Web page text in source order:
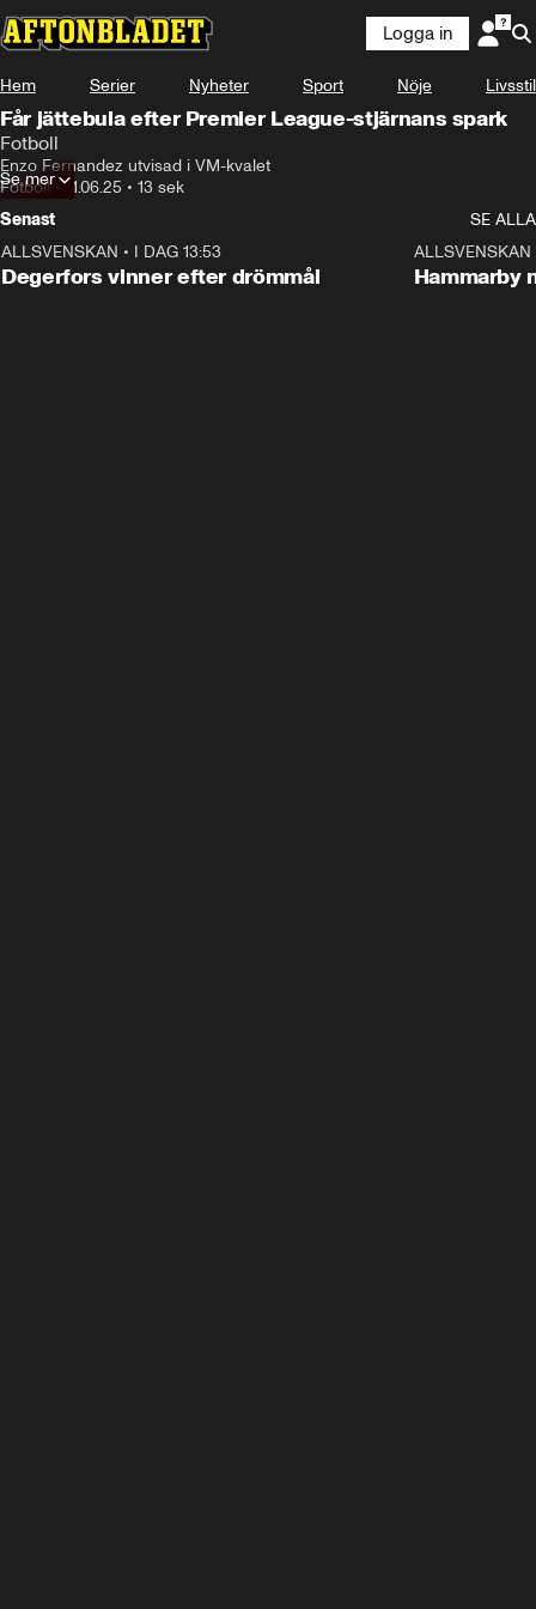
Logga in
Hem Serier Nyheter Sport Nöje Livsstil
Får jättebula efter Premier League-stjärnans spark
Fotboll
Enzo Fernandez utvisad i VM-kvalet
Fotboll•11.06.25 • 13 sek
Se mer
Senast
SE ALLA
ALLSVENSKAN • I DAG 13:53
Degerfors vinner efter drömmål
ALLSVENSKAN
Hammarby